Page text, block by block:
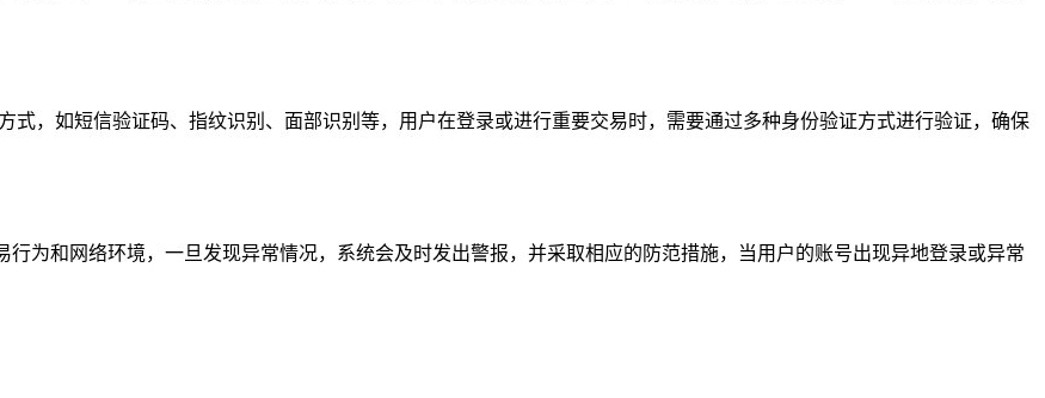
式，如短信验证码、指纹识别、面部识别等，用户在登录或进行重要交易时，需要通过多种身份验证方式进行验证，确保
为和网络环境，一旦发现异常情况，系统会及时发出警报，并采取相应的防范措施，当用户的账号出现异地登录或异常